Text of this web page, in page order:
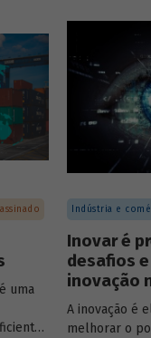
publicação é
textos com
busca
promover a
temas
brasileiro.
uma
Indústria e
Inovar é
desafios
inovação
A inovação é
melhorar o